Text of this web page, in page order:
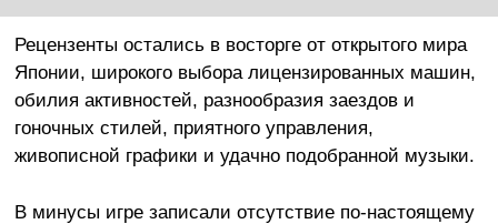
Рецензенты остались в восторге от открытого мира
Японии, широкого выбора лицензированных машин,
обилия активностей, разнообразия заездов и
гоночных стилей, приятного управления,
живописной графики и удачно подобранной музыки.
В минусы игре записали отсутствие по-настоящему